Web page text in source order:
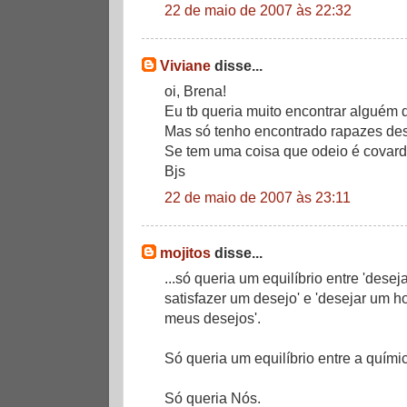
22 de maio de 2007 às 22:32
Viviane disse...
oi, Brena!
Eu tb queria muito encontrar alguém
Mas só tenho encontrado rapazes
Se tem uma coisa que odeio é
Bjs
22 de maio de 2007 às 23:11
mojitos disse...
...só queria um equilíbrio entre
satisfazer um desejo' e 'desejar um
meus desejos'.
Só queria um equilíbrio entre a
Só queria Nós.